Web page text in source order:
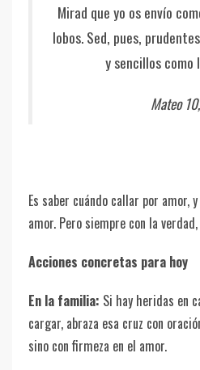
Mirad que yo os envío
lobos. Sed, pues,
y sencillos como
Mateo
Es saber cuándo callar por amor,
amor. Pero siempre con la
Acciones concretas para hoy
En la familia: Si hay heridas en
cargar, abraza esa cruz con
sino con firmeza en el amor.